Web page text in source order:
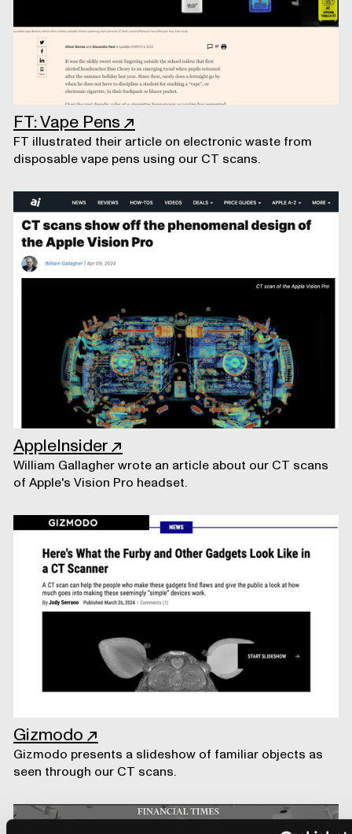
FT: Vape Pens↗
FT illustrated their article on electronic waste from
disposable vape pens using our CT scans.
AppleInsider↗
William Gallagher wrote an article about our CT scans
of Apple's Vision Pro headset.
Gizmodo ↗
Gizmodo presents a slideshow of familiar objects as
seen through our CT scans.